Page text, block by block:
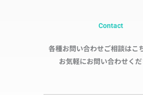
Contact
各種お問い合わせご相談はこ
お気軽にお問い合わせくだ